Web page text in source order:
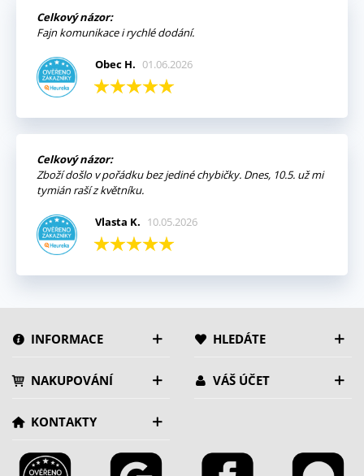
Celkový názor:
Fajn komunikace i rychlé dodání.
Obec H. 01.06.2026
Celkový názor:
Zboží došlo v pořádku bez jediné chybičky. Dnes, 10.5. už mi
tymián raší z květníku.
Vlasta K. 10.05.2026
INFORMACE HLEDÁTE
NAKUPOVÁNÍ VÁŠ ÚČET
KONTAKTY